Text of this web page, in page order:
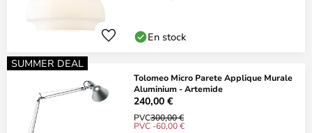
En stock
SUMMER DEAL
Tolomeo Micro Parete Applique Murale
Aluminium - Artemide
240,00 €
PVC300,00 €
PVC -60,00 €